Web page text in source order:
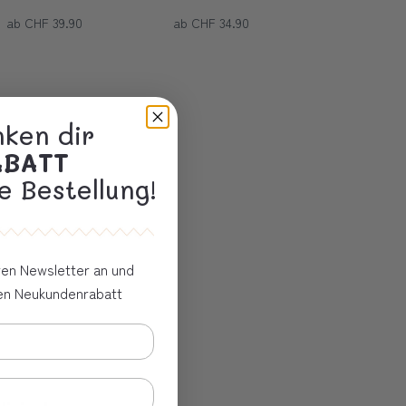
ab CHF 39.90 ab CHF 34.90
dir
Bestellung!
Newsletter an und
Neukundenrabatt